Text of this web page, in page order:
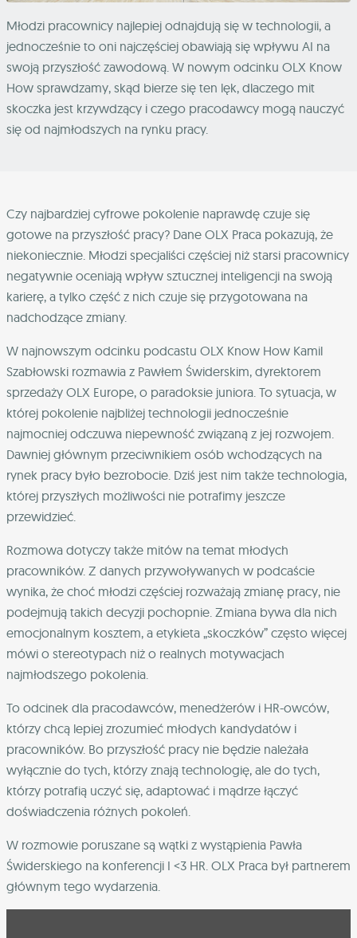
Młodzi pracownicy najlepiej odnajdują się w technologii, a
jednocześnie to oni najczęściej obawiają się wpływu AI na
swoją przyszłość zawodową. W nowym odcinku OLX Know
How sprawdzamy, skąd bierze się ten lęk, dlaczego mit
skoczka jest krzywdzący i czego pracodawcy mogą nauczyć
się od najmłodszych na rynku pracy.
Czy najbardziej cyfrowe pokolenie naprawdę czuje się
gotowe na przyszłość pracy? Dane OLX Praca pokazują, że
niekoniecznie. Młodzi specjaliści częściej niż starsi pracownicy
negatywnie oceniają wpływ sztucznej inteligencji na swoją
karierę, a tylko część z nich czuje się przygotowana na
nadchodzące zmiany.
W najnowszym odcinku podcastu OLX Know How Kamil
Szabłowski rozmawia z Pawłem Świderskim, dyrektorem
sprzedaży OLX Europe, o paradoksie juniora. To sytuacja, w
której pokolenie najbliżej technologii jednocześnie
najmocniej odczuwa niepewność związaną z jej rozwojem.
Dawniej głównym przeciwnikiem osób wchodzących na
rynek pracy było bezrobocie. Dziś jest nim także technologia,
której przyszłych możliwości nie potrafimy jeszcze
przewidzieć.
Rozmowa dotyczy także mitów na temat młodych
pracowników. Z danych przywoływanych w podcaście
wynika, że choć młodzi częściej rozważają zmianę pracy, nie
podejmują takich decyzji pochopnie. Zmiana bywa dla nich
emocjonalnym kosztem, a etykieta „skoczków” często więcej
mówi o stereotypach niż o realnych motywacjach
najmłodszego pokolenia.
To odcinek dla pracodawców, menedżerów i HR-owców,
którzy chcą lepiej zrozumieć młodych kandydatów i
pracowników. Bo przyszłość pracy nie będzie należała
wyłącznie do tych, którzy znają technologię, ale do tych,
którzy potrafią uczyć się, adaptować i mądrze łączyć
doświadczenia różnych pokoleń.
W rozmowie poruszane są wątki z wystąpienia Pawła
Świderskiego na konferencji I <3 HR. OLX Praca był partnerem
głównym tego wydarzenia.